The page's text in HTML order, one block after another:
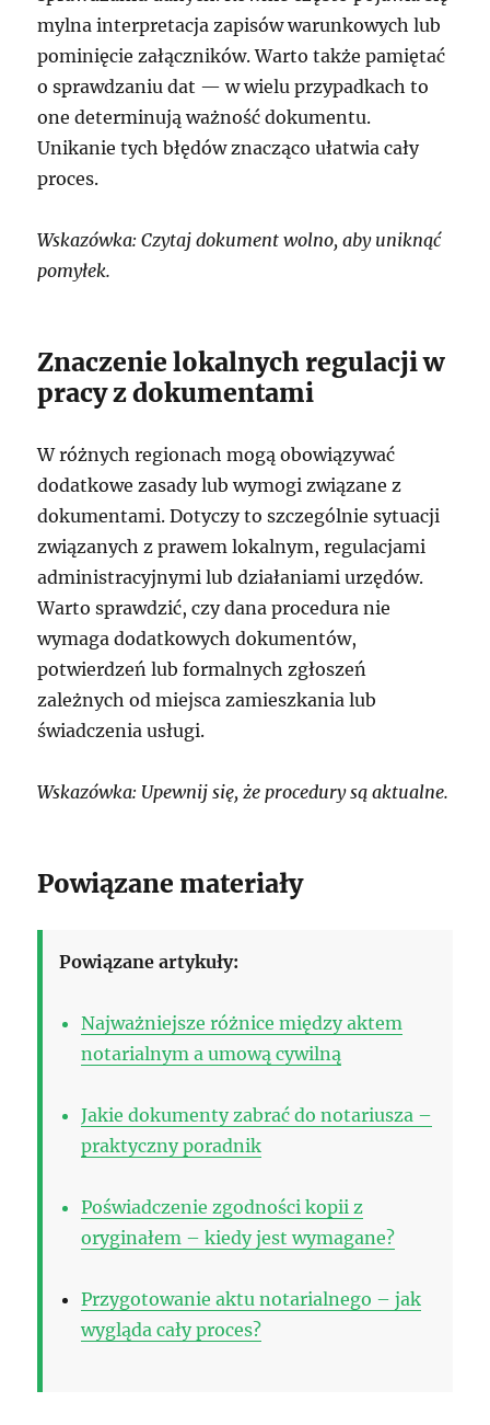
mylna interpretacja zapisów warunkowych lub
pominięcie załączników. Warto także pamiętać
o sprawdzaniu dat — w wielu przypadkach to
one determinują ważność dokumentu.
Unikanie tych błędów znacząco ułatwia cały
proces.
Wskazówka: Czytaj dokument wolno, aby uniknąć
pomyłek.
Znaczenie lokalnych regulacji w
pracy z dokumentami
W różnych regionach mogą obowiązywać
dodatkowe zasady lub wymogi związane z
dokumentami. Dotyczy to szczególnie sytuacji
związanych z prawem lokalnym, regulacjami
administracyjnymi lub działaniami urzędów.
Warto sprawdzić, czy dana procedura nie
wymaga dodatkowych dokumentów,
potwierdzeń lub formalnych zgłoszeń
zależnych od miejsca zamieszkania lub
świadczenia usługi.
Wskazówka: Upewnij się, że procedury są aktualne.
Powiązane materiały
Powiązane artykuły:
Najważniejsze różnice między aktem
notarialnym a umową cywilną
Jakie dokumenty zabrać do notariusza –
praktyczny poradnik
Poświadczenie zgodności kopii z
oryginałem – kiedy jest wymagane?
Przygotowanie aktu notarialnego – jak
wygląda cały proces?